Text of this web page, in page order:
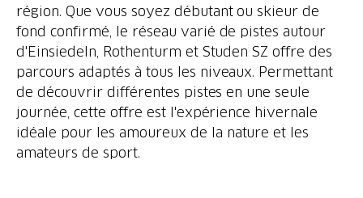
région. Que vous soyez débutant ou skieur de
fond confirmé, le réseau varié de pistes autour
d'Einsiedeln, Rothenturm et Studen SZ offre des
parcours adaptés à tous les niveaux. Permettant
de découvrir différentes pistes en une seule
journée, cette offre est l'expérience hivernale
idéale pour les amoureux de la nature et les
amateurs de sport.